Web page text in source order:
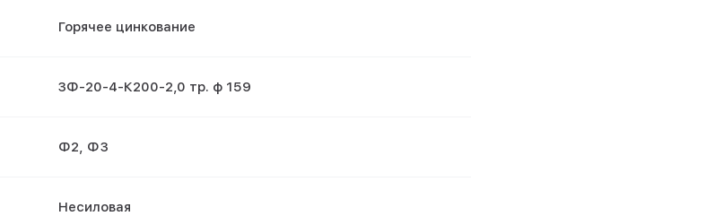
Горячее цинкование
ЗФ-20-4-К200-2,0 тр. ф 159
Ф2, Ф3
Несиловая